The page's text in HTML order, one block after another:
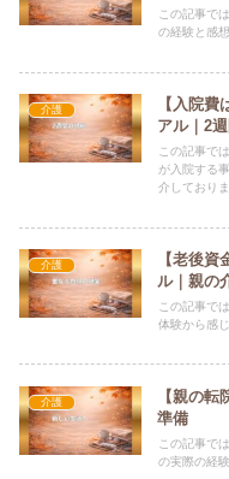
この記事で
の経験と感
介護
【入院
アル｜2
この記事で
が入院する
介しておりま
介護
【老後
ル｜親の
この記事で
体験から感
介護
【親の
準備
この記事で
の実際の経